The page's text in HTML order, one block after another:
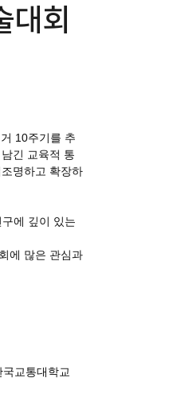
회
10주기를 추
긴 교육적 통
명하고 확장하
에 깊이 있는
에 많은 관심과
교통대학교